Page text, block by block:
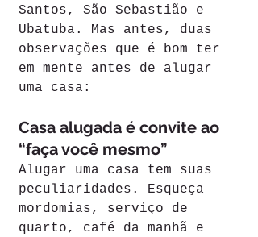
Santos, São Sebastião e
Ubatuba. Mas antes, duas
observações que é bom ter
em mente antes de alugar
uma casa:
Casa alugada é convite ao
“faça você mesmo”
Alugar uma casa tem suas
peculiaridades. Esqueça
mordomias, serviço de
quarto, café da manhã e